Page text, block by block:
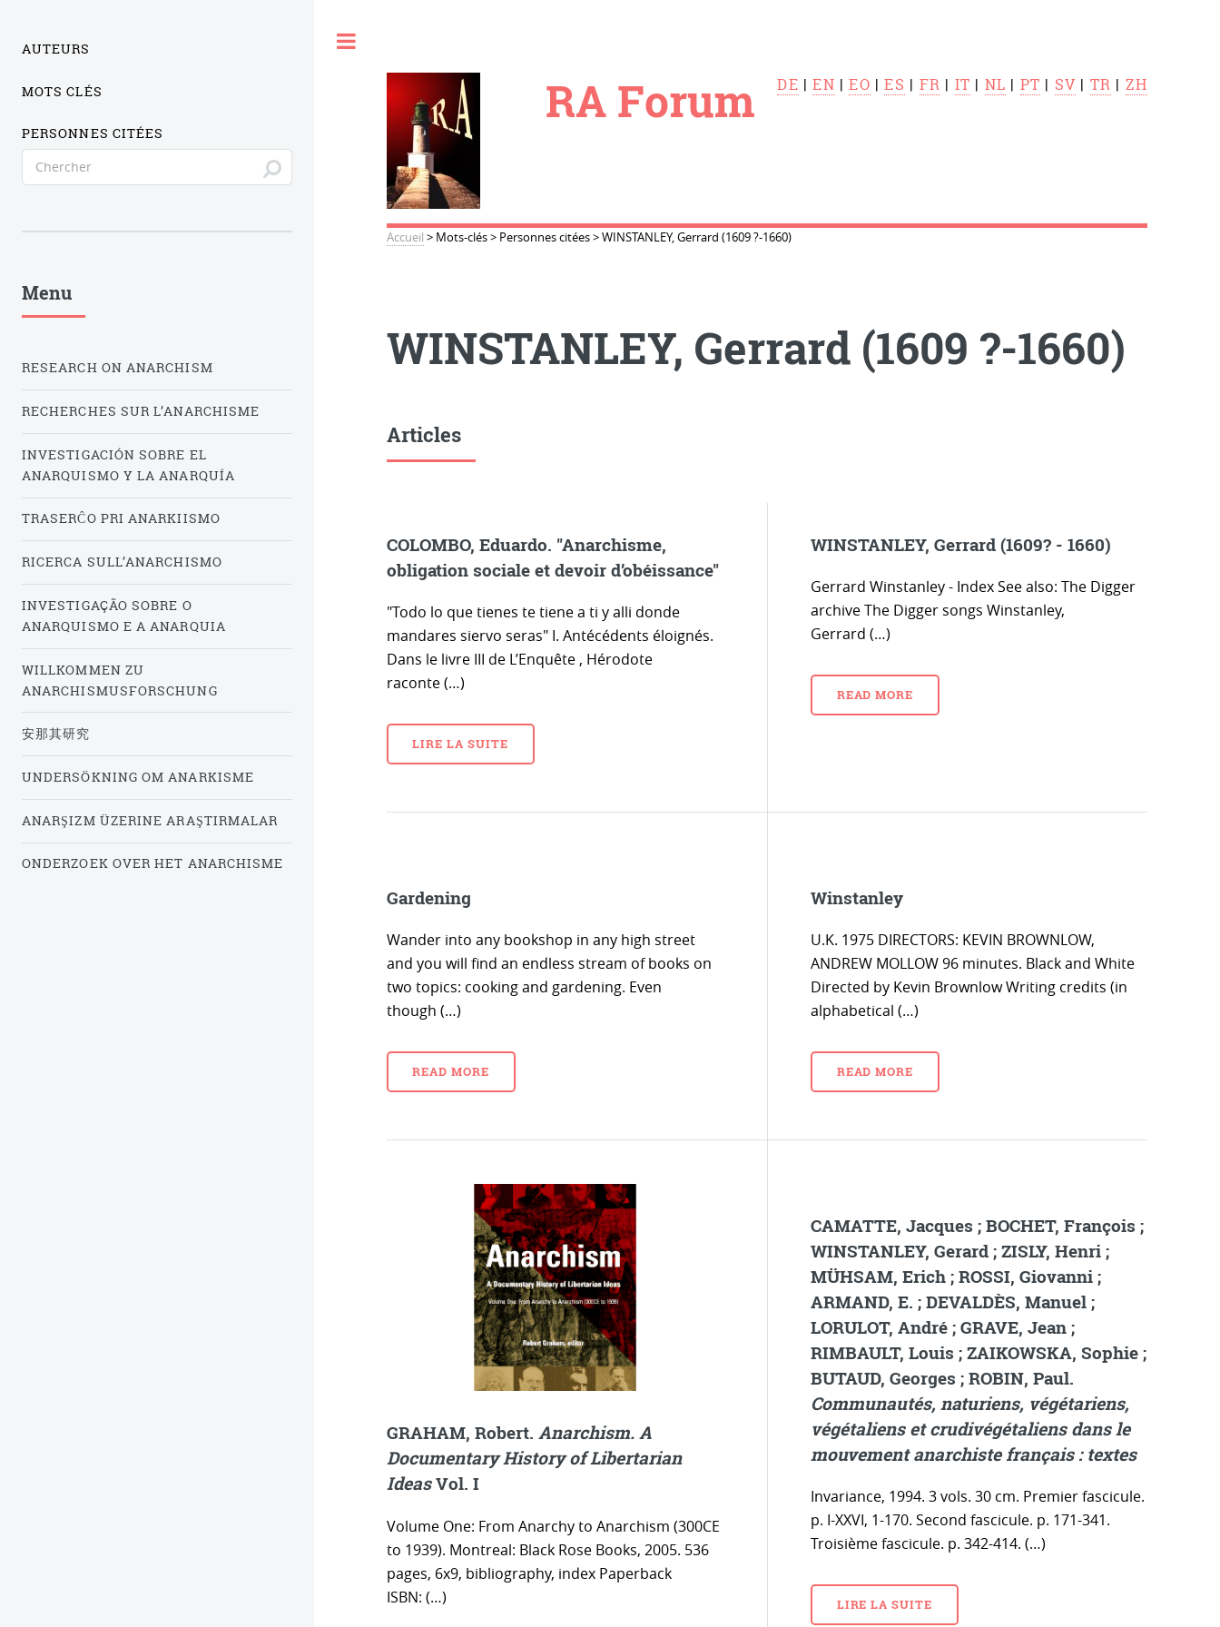
RA Forum DE |EN |EO |ES | FR | IT | NL | PT | SV | TR | ZH
Accueil > Mots-clés> Personnes citées>WINSTANLEY, Gerrard (1609 ?-1660)
WINSTANLEY, Gerrard (1609 ?-1660)
Articles
COLOMBO, Eduardo. "Anarchisme,
obligation sociale et devoir d’obéissance"
"Todo lo que tienes te tiene a ti y alli donde
mandares siervo seras" I. Antécédents éloignés.
Dans le livre III de L’Enquête , Hérodote
raconte (…)
LIRE LA SUITE
WINSTANLEY, Gerrard (1609? - 1660)
Gerrard Winstanley - Index See also: The Digger
archive The Digger songs Winstanley,
Gerrard (…)
READ MORE
Gardening
Wander into any bookshop in any high street
and you will find an endless stream of books on
two topics: cooking and gardening. Even
though (…)
READ MORE
Winstanley
U.K. 1975 DIRECTORS: KEVIN BROWNLOW,
ANDREW MOLLOW 96 minutes. Black and White
Directed by Kevin Brownlow Writing credits (in
alphabetical (…)
READ MORE
GRAHAM, Robert. Anarchism. A
Documentary History of Libertarian
IdeasVol. I
Volume One: From Anarchy to Anarchism (300CE
to 1939). Montreal: Black Rose Books, 2005. 536
pages, 6x9, bibliography, index Paperback
ISBN: (…)
CAMATTE, Jacques ; BOCHET, François ;
WINSTANLEY, Gerard ; ZISLY, Henri ;
MÜHSAM, Erich ; ROSSI, Giovanni ;
ARMAND, E. ; DEVALDÈS, Manuel ;
LORULOT, André ; GRAVE, Jean ;
RIMBAULT, Louis ; ZAIKOWSKA, Sophie ;
BUTAUD, Georges ; ROBIN, Paul.
Communautés, naturiens, végétariens,
végétaliens et crudivégétaliens dans le
mouvement anarchiste français : textes
Invariance, 1994. 3 vols. 30 cm. Premier fascicule.
p. I-XXVI, 1-170. Second fascicule. p. 171-341.
Troisième fascicule. p. 342-414. (…)
LIRE LA SUITE
AUTEURS
MOTS CLÉS
PERSONNES CITÉES
Menu
RESEARCH ON ANARCHISM
RECHERCHES SUR L’ANARCHISME
INVESTIGACIÓN SOBRE EL
ANARQUISMO Y LA ANARQUÍA
TRASERĈO PRI ANARKIISMO
RICERCA SULL’ANARCHISMO
INVESTIGAÇÃO SOBRE O
ANARQUISMO E A ANARQUIA
WILLKOMMEN ZU
ANARCHISMUSFORSCHUNG
安那其研究
UNDERSÖKNING OM ANARKISME
ANARŞIZM ÜZERINE ARAŞTIRMALAR
ONDERZOEK OVER HET ANARCHISME